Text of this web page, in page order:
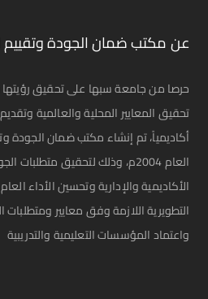
عن مكتب ضمان الجودة وتقييم
حرصا من جامعة سبها على تحقيق رؤيتها
تحقيق المعايير المحلية والعالمية
أكاديمياً، تم إنشاء مكتب ضمان الجودة
العام 2004م، وذلك لتحقيق
الأكاديمية والإدارية وتحسين الأداء
التطويرية اللازمة وفق معايير
واعتماد المؤسسات التعليمية والتدريبية